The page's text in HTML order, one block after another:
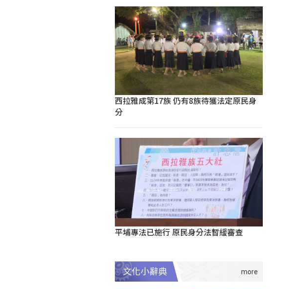
西拉雅成第17族 仍有8族待獲法定原民身
分
平埔專法已施行 原民身分法暫緩審查
文化小辭典